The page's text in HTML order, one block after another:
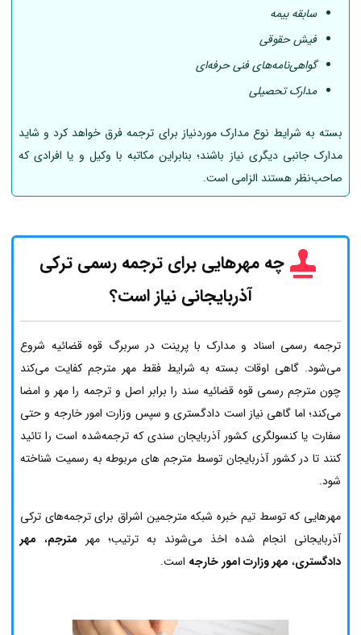
سابقه بیمه
فیش حقوقی
گواهی‌نامه‌های فنی حرفه‌ای
مدارک تحصیلی
بسته به شرایط نوع مدارک موردنیاز برای ترجمه فرق خواهد کرد و شاید
مدارک جانبی دیگری نیاز باشند؛ بنابراین مکاتبه با وکیل و یا افرادی که
صاحب‌نظر هستند الزامی است.
چه مهرهایی برای ترجمه رسمی ترکی
آذربایجانی نیاز است؟
ترجمه رسمی اسناد و مدارک با پرینت در سربرگ قوه قضائیه شروع
می‌شود. گاهی اوقات بسته به شرایط فقط مهر مترجم کفایت می‌کند
چون مترجم رسمی قوه قضائیه سند را برابر اصل و ترجمه را مهر و امضا
می‌کند؛ اما گاهی نیاز است دادگستری و سپس وزارت امور خارجه و حتی
سفارت یا کنسولگری کشور آذربایجان سندی که ترجمه‌شده است را تائید
کنند تا در کشور آذربایجان توسط مترجم های مربوطه به رسمیت شناخته
شود.
مهرهایی که توسط تیم خبره شبکه مترجمین اشراق برای ترجمه‌های ترکی
آذربایجانی انجام شده اخذ می‌شوند به ترتیب؛ مهر مترجم، مهر
دادگستری، مهر وزارت امور خارجه است.